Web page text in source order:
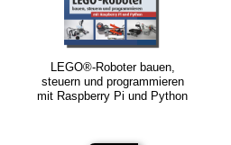
LEGO®-Roboter bauen,
steuern und programmieren
mit Raspberry Pi und Python